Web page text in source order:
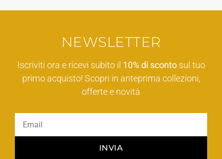
NEWSLETTER
Iscriviti ora e ricevi subito il 10% di scontosul tuo
primo acquisto! Scopri in anteprima collezioni,
offerte e novità
INVIA